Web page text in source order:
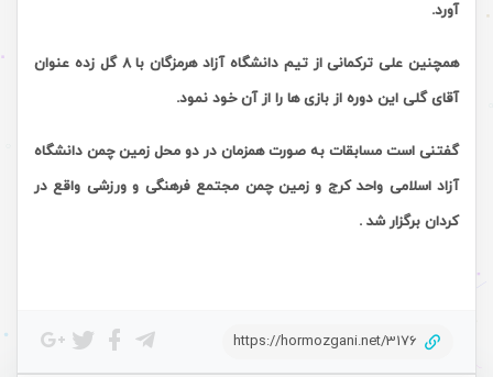
آورد.
همچنین علی ترکمانی از تیم دانشگاه آزاد هرمزگان با 8 گل زده عنوان
آقای گلی این دوره از بازی ها را از آن خود نمود.
گفتنی است مسابقات به صورت همزمان در دو محل زمین چمن دانشگاه
آزاد اسلامی واحد کرج و زمین چمن مجتمع فرهنگی و ورزشی واقع در
کردان برگزار شد .
https://hormozgani.net/3176